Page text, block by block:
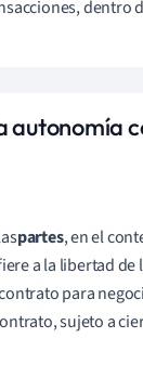
dentro
autonomía
partes, en el
a la libertad de
para
sujeto a